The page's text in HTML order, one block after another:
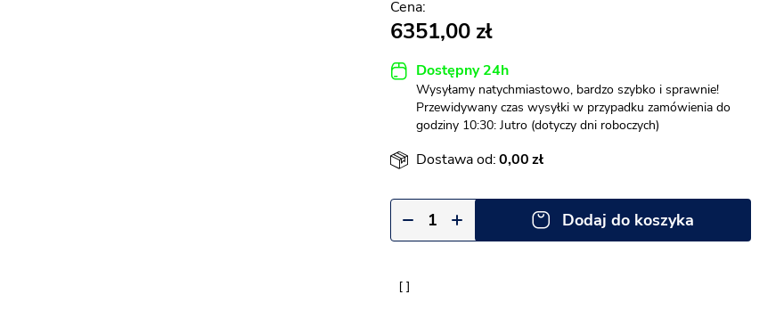
6351,00
Dostępny 24h
Wysyłamy natychmiastowo, bardzo szybko i sprawnie!
Przewidywany czas wysyłki w przypadku zamówienia do
godziny 10:30: Jutro (dotyczy dni roboczych)
Dostawa od:0,00
Dodaj do koszyka